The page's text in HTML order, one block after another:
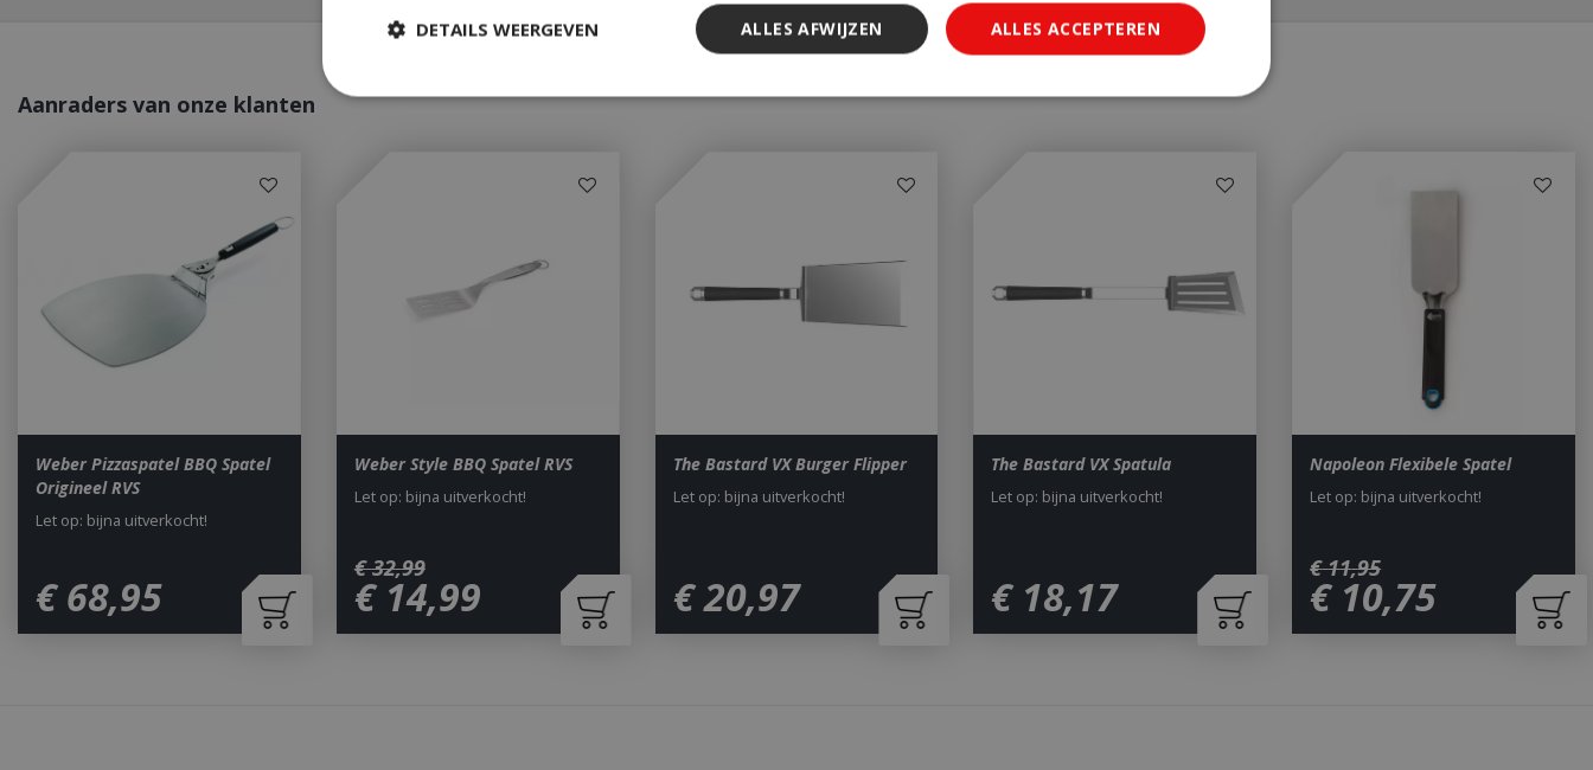
Aanraders van onze klanten
Weber Pizzaspatel BBQ Spatel
Origineel RVS
€ 68,95
Let op: bijna uitverkocht!
Weber Style BBQ Spatel RVS
€ 32,99
€ 14,99
Let op: bijna uitverkocht!
The Bastard VX Burger Flipper
€20,97
Let op: bijna uitverkocht!
The Bastard VX Spatula
€ 18,17
Let op: bijna uitverkocht!
Napoleon Flexibele Spatel
€ 11,95
€ 10,75
Let op: bijna uitverkocht!
ALLES ACCEPTEREN
ALLES AFWIJZEN
DETAILS WEERGEVEN
Strikt noodzakelijke cookies maken de kernfunctionaliteiten van de website mogelijk, zoals gebruikersaanmelding en
__cf_bm
Cloudflare Inc.
29 minuten 59
Deze cookie wordt gebruikt om onderscheid te
voor de website, om geldige rapporten te
users by assigning a randomly generated
number as a client identifier. It is included in
each page request in a site and used to calculate
_gid
Google LLC
.bbqkopen.nl
1 dag
This cookie name is asssociated with Google
Universal Analytics. This appears to be a new
cookie and as of Spring 2017 no information is